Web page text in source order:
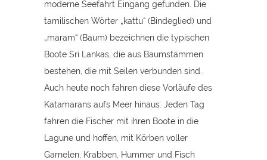
moderne Seefahrt Eingang gefunden. Die
tamilischen Wörter „kattu“ (Bindeglied) und
„maram“ (Baum) bezeichnen die typischen
Boote Sri Lankas, die aus Baumstämmen
bestehen, die mit Seilen verbunden sind.
Auch heute noch fahren diese Vorläufe des
Katamarans aufs Meer hinaus. Jeden Tag
fahren die Fischer mit ihren Boote in die
Lagune und hoffen, mit Körben voller
Garnelen, Krabben, Hummer und Fisch